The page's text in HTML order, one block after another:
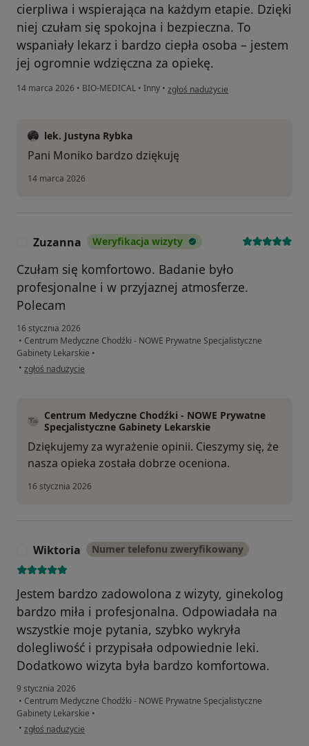
cierpliwa i wspierająca na każdym etapie. Dzięki
niej czułam się spokojna i bezpieczna. To
wspaniały lekarz i bardzo ciepła osoba – jestem
jej ogromnie wdzięczna za opiekę.
14 marca 2026 • BIO-MEDICAL • Inny • w opinii użytkownika Monika Tadra
zgłoś nadużycie
lek. Justyna Rybka
Pani Moniko bardzo dziękuję
14 marca 2026
Zuzanna Weryfikacja wizyty
Czułam się komfortowo. Badanie było
profesjonalne i w przyjaznej atmosferze.
Polecam
16 stycznia 2026
• Centrum Medyczne Chodźki - NOWE Prywatne Specjalistyczne
Gabinety Lekarskie •
• w opinii użytkownika Zuzanna
zgłoś nadużycie
Centrum Medyczne Chodźki - NOWE Prywatne
Specjalistyczne Gabinety Lekarskie
Dziękujemy za wyrażenie opinii. Cieszymy się, że
nasza opieka została dobrze oceniona.
16 stycznia 2026
Wiktoria Numer telefonu zweryfikowany
Jestem bardzo zadowolona z wizyty, ginekolog
bardzo miła i profesjonalna. Odpowiadała na
wszystkie moje pytania, szybko wykryła
dolegliwość i przypisała odpowiednie leki.
Dodatkowo wizyta była bardzo komfortowa.
9 stycznia 2026
• Centrum Medyczne Chodźki - NOWE Prywatne Specjalistyczne
Gabinety Lekarskie •
• w opinii użytkownika Wiktoria
zgłoś nadużycie